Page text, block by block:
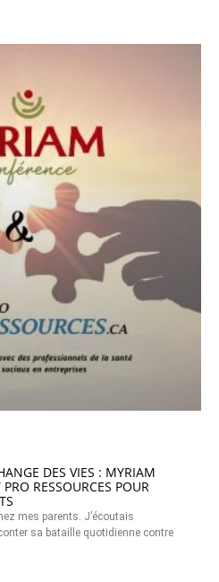
DES VIES : MYRIAM
RESSOURCES POUR
mes parents. J’écoutais
sa bataille quotidienne contre